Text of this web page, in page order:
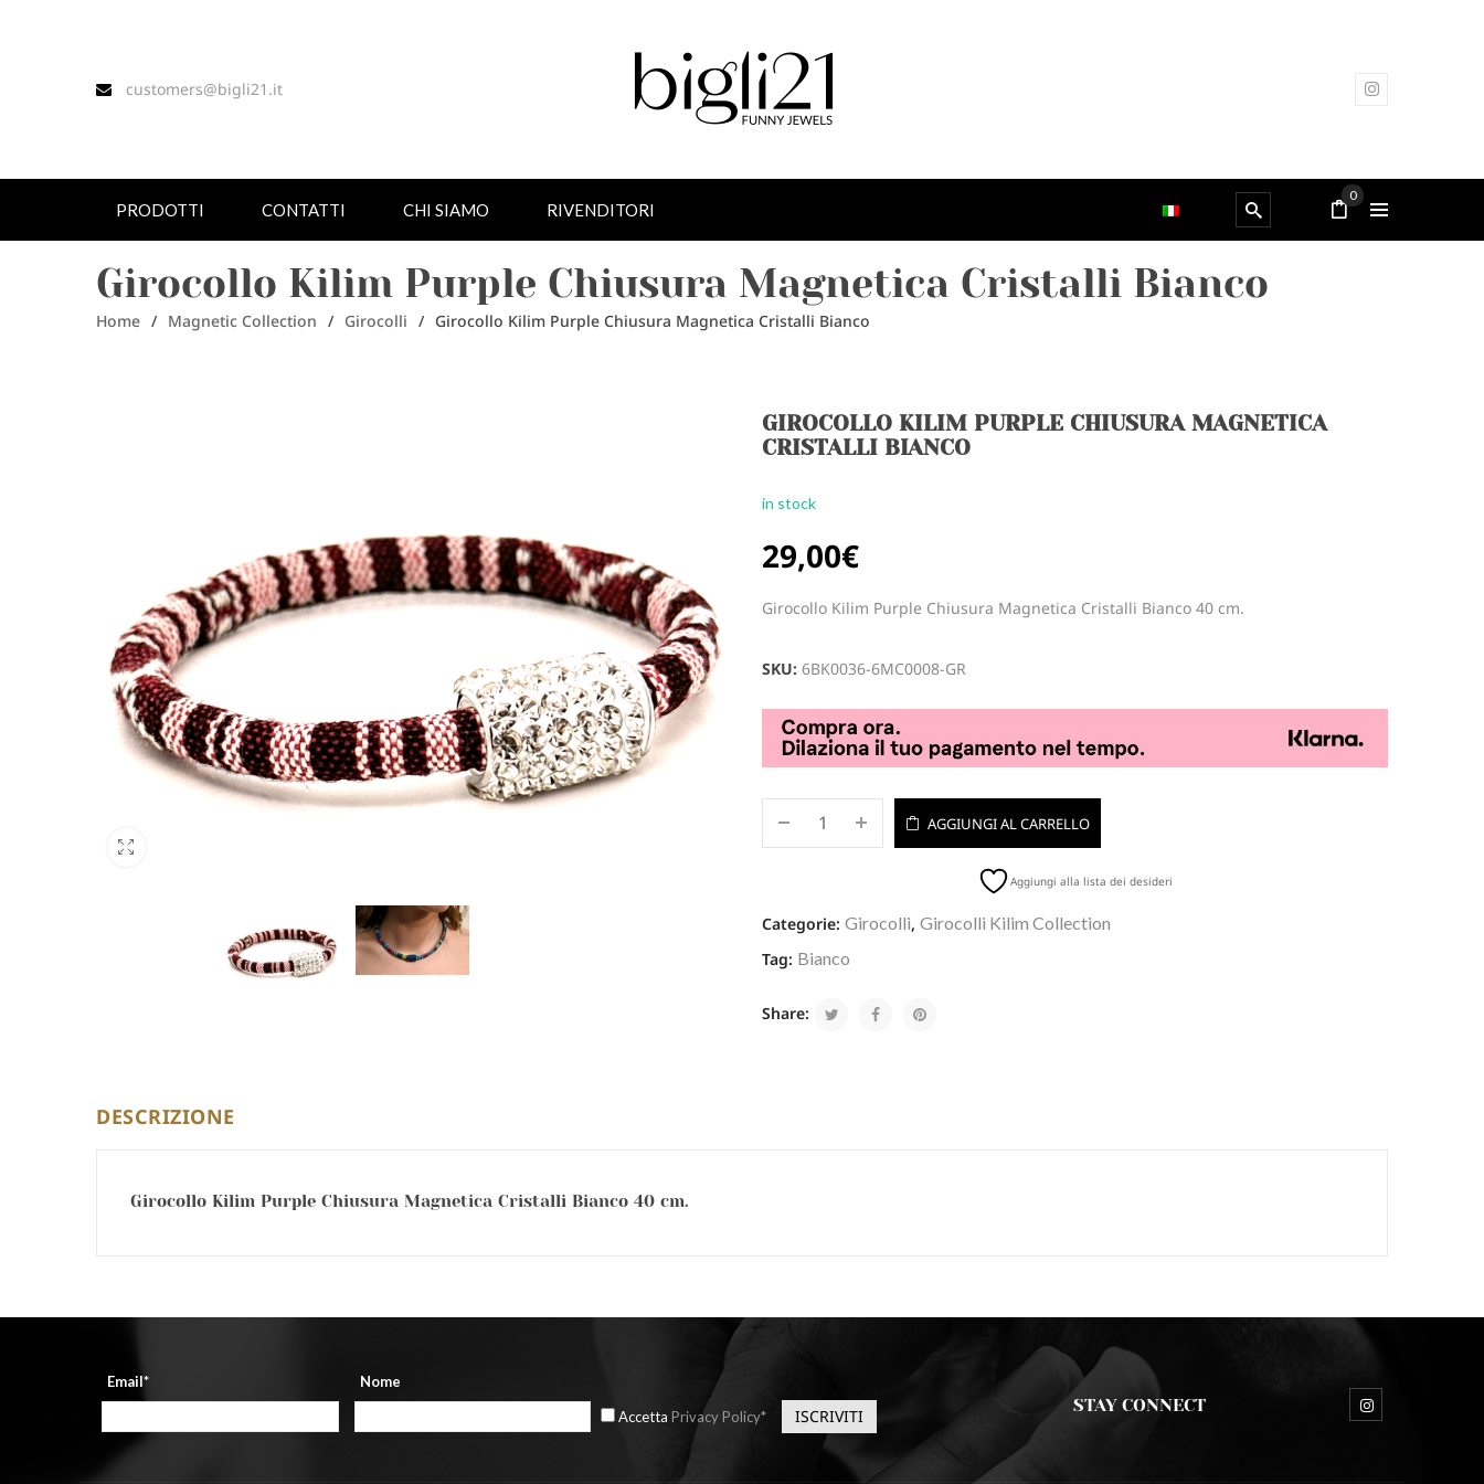
customers@bigli21.it
PRODOTTI CONTATTI CHI SIAMO RIVENDITORI
0
Girocollo Kilim Purple Chiusura Magnetica Cristalli Bianco
Home / Magnetic Collection / Girocolli / Girocollo Kilim Purple Chiusura Magnetica Cristalli Bianco
GIROCOLLO KILIM PURPLE CHIUSURA MAGNETICA
CRISTALLI BIANCO
in stock
29,00€
Girocollo Kilim Purple Chiusura Magnetica Cristalli Bianco 40 cm.
SKU:6BK0036-6MC0008-GR
AGGIUNGI AL CARRELLO
Aggiungi alla lista dei desideri
Categorie:Girocolli,Girocolli Kilim Collection
Tag: Bianco
Share:
DESCRIZIONE
Girocollo Kilim Purple Chiusura Magnetica Cristalli Bianco 40 cm.
Email*
Nome
Accetta Privacy Policy*
STAY CONNECT